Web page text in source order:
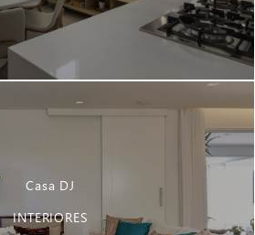
Casa DJ
INTERIORES